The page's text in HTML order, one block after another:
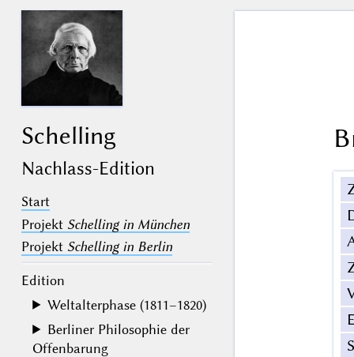
Schelling
Nachlass-Edition
Start
Projekt Schelling in München
Projekt Schelling in Berlin
Edition
Weltalterphase (1811–1820)
Berliner Philosophie der
Offenbarung